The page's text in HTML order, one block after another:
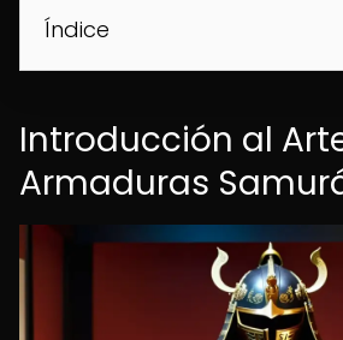
Índice
Introducción al
Armaduras